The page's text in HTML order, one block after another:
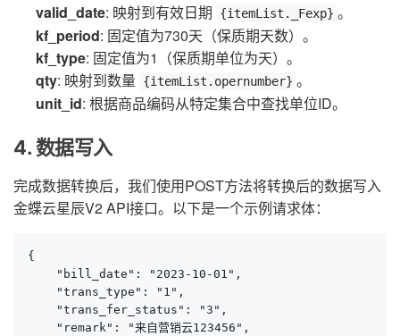
valid_date: 映射到有效日期 {itemList._Fexp} 。
kf_period: 固定值为730天（保质期天数）。
kf_type: 固定值为1（保质期单位为天）。
qty: 映射到数量 {itemList.opernumber} 。
unit_id: 根据商品编码从特定集合中查找单位ID。
4. 数据写入
完成数据转换后，我们使用POST方法将转换后的数据写入
金蝶云星辰V2 API接口。以下是一个示例请求体：
{
    "bill_date": "2023-10-01",
    "trans_type": "1",
    "trans_fer_status": "3",
    "remark": "来自营销云123456",